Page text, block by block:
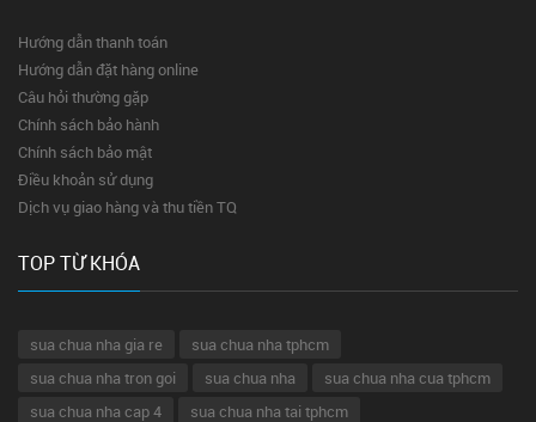
Hướng dẫn thanh toán
Hướng dẫn đặt hàng online
Câu hỏi thường gặp
Chính sách bảo hành
Chính sách bảo mật
Điều khoản sử dụng
Dịch vụ giao hàng và thu tiền TQ
TOP TỪ KHÓA
sua chua nha gia re
sua chua nha tphcm
sua chua nha tron goi
sua chua nha
sua chua nha cua tphcm
sua chua nha cap 4
sua chua nha tai tphcm